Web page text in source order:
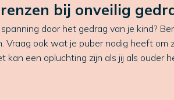
bij onveilig
door het gedrag van je kind?
Vraag ook wat je puber nodig heeft om
kan een opluchting zijn als jij als ouder